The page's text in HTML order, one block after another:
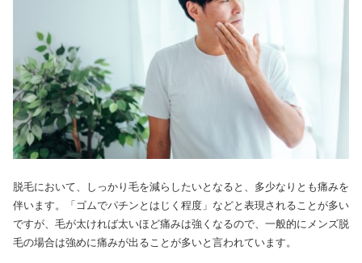
脱毛において、しっかり毛を減らしたいとなると、多少なりとも痛みを
伴います。「ゴムでパチンとはじく程度」などと表現されることが多い
ですが、毛が太ければ太いほど痛みは強くなるので、一般的にメンズ脱
毛の場合は強めに痛みが出ることが多いと言われています。